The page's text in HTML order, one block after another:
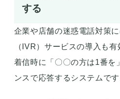
する
企業や店舗の迷惑電話対策
（IVR）サービスの導入も
着信時に「〇〇の方は1番を
ンスで応答するシステムです